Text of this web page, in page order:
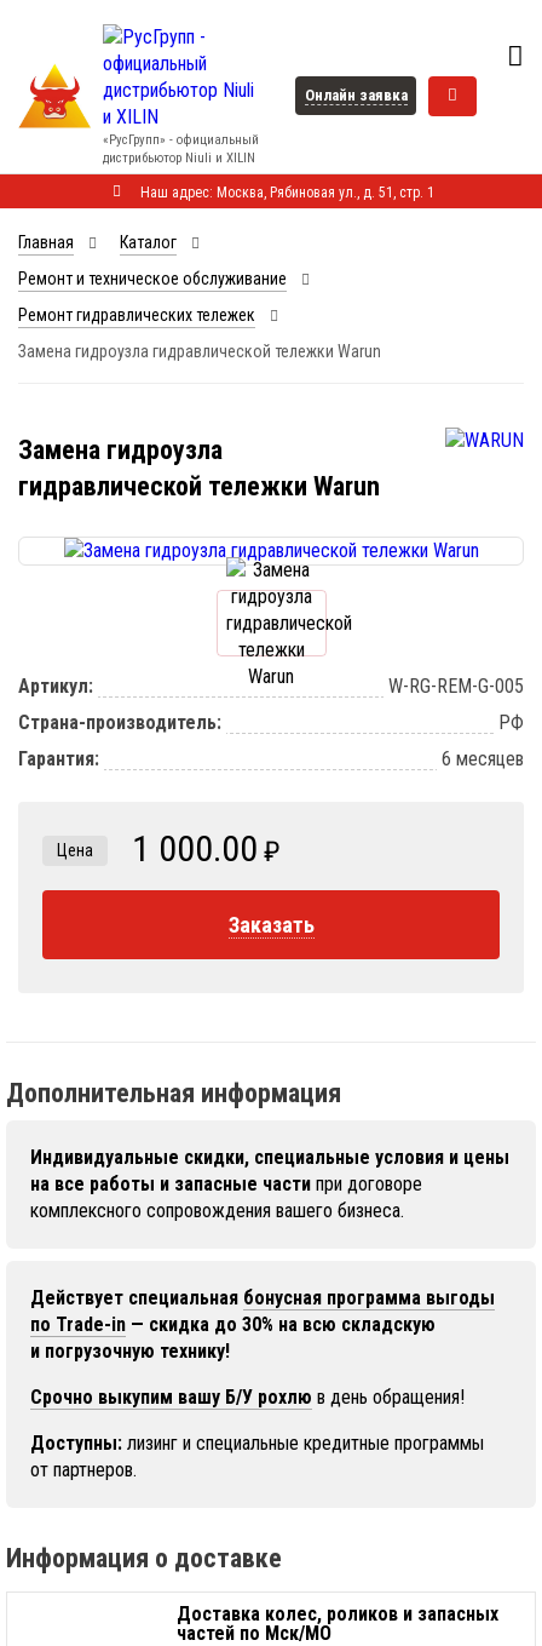
«РусГрупп» - официальный
диcтрибьютор Niuli и XILIN
Онлайн заявка
Наш адрес: Москва, Рябиновая ул., д. 51, стр. 1
Главная
Каталог
Ремонт и техническое обслуживание
Ремонт гидравлических тележек
Замена гидроузла гидравлической тележки Warun
Замена гидроузла
гидравлической тележки Warun
Артикул:
W-RG-REM-G-005
Страна-производитель:
РФ
Гарантия:
6 месяцев
Цена 1 000.00 ₽
Заказать
Дополнительная информация
Индивидуальные скидки, специальные условия и цены
на все работы и запасные части при договоре
комплексного сопровождения вашего бизнеса.
Действует специальная бонусная программа выгоды
по Trade-in — скидка до 30% на всю складскую
и погрузочную технику!
Срочно выкупим вашу Б/У рохлю в день обращения!
Доступны: лизинг и специальные кредитные программы
от партнеров.
Информация о доставке
Доставка колес, роликов и запасных
частей по Мск/МО